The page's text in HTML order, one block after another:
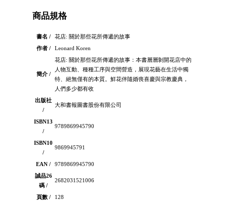
商品規格
書名 /
花店: 關於那些花所傳遞的故事
作者 /
Leonard Koren
簡介 /
花店: 關於那些花所傳遞的故事：本書層層剝開花店中的
人物互動、種種工序與空間營造，展現花藝在生活中獨
特、絕無僅有的本質。鮮花伴隨婚喪喜慶與宗教慶典，
人們多少都有收
出版社
/
大和書報圖書股份有限公司
ISBN13
/
9789869945790
ISBN10
/
9869945791
EAN /
9789869945790
誠品26
碼 /
2682031521006
頁數 /
128